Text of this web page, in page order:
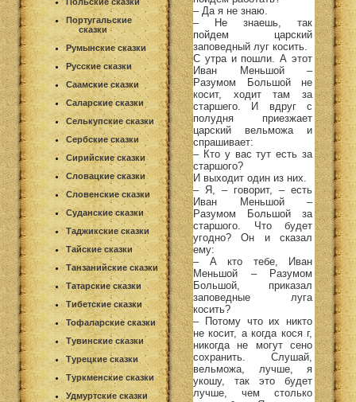
Португальские
сказки
Румынские сказки
Русские сказки
Саамские сказки
Саларские сказки
Селькупские сказки
Сербские сказки
Сирийские сказки
Словацкие сказки
Словенские сказки
Суданские сказки
Таджикские сказки
Тайские сказки
Танзанийские сказки
Татарские сказки
Тибетские сказки
Тофаларские сказки
Тувинские сказки
Турецкие сказки
Туркменские сказки
Удмуртские сказки
– Да я не знаю.
– Не знаешь, так
пойдем царский
заповедный луг косить.
С утра и пошли. А этот
Иван Меньшой –
Разумом Большой не
косит, ходит там за
старшего. И вдруг с
полудня приезжает
царский вельможа и
спрашивает:
– Кто у вас тут есть за
старшого?
И выходит один из них.
– Я, – говорит, – есть
Иван Меньшой –
Разумом Большой за
старшого. Что будет
угодно? Он и сказал
ему:
– А кто тебе, Иван
Меньшой – Разумом
Большой, приказал
заповедные луга
косить?
– Потому что их никто
не косит, а когда кося г,
никогда не могут сено
сохранить. Слушай,
вельможа, лучше, я
укошу, так это будет
лучше, чем столько